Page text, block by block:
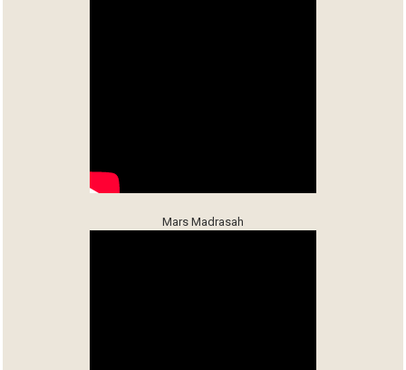
Mars Madrasah